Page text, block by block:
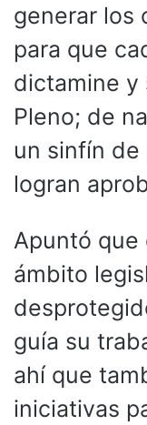
generar los
para que
dictamine y
Pleno; de
un sinfín de
logran
Apuntó que
ámbito
guía su
ahí que
iniciativas